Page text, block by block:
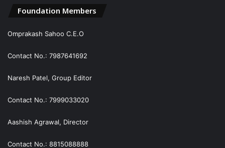
Foundation Members
Omprakash Sahoo C.E.O
Contact No.: 7987641692
Naresh Patel, Group Editor
Contact No.: 7999033020
Aashish Agrawal, Director
Contact No.: 8815088888